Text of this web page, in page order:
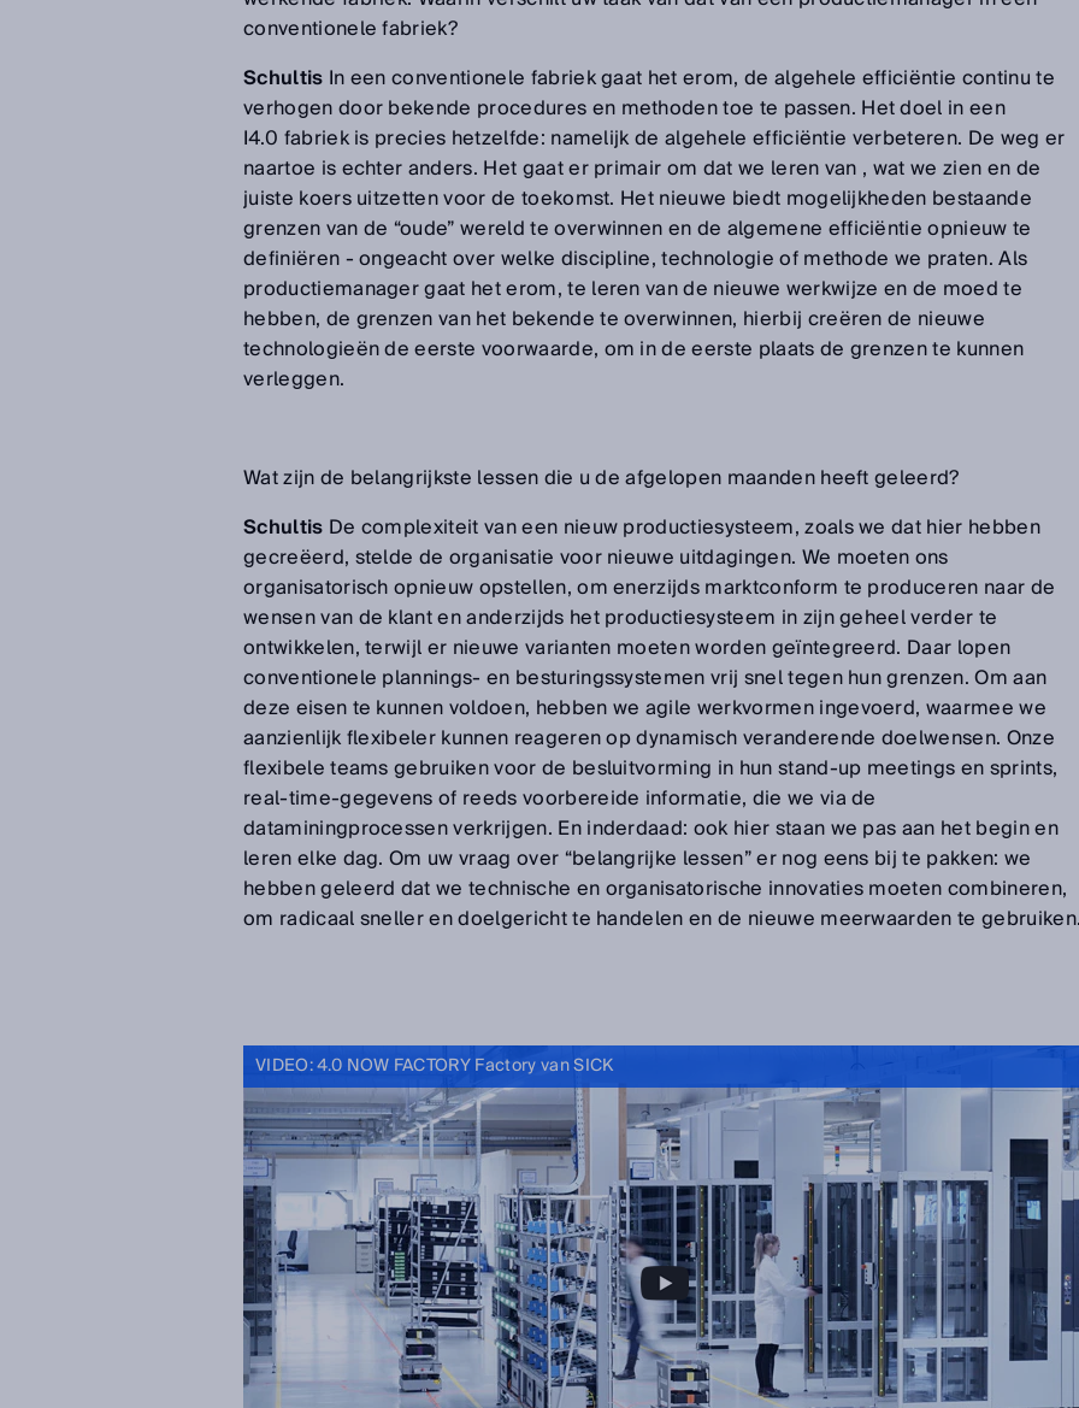
conventionele fabriek?
Schultis In een conventionele fabriek gaat het erom, de algehele efficiëntie continu te
verhogen door bekende procedures en methoden toe te passen. Het doel in een
I4.0 fabriek is precies hetzelfde: namelijk de algehele efficiëntie verbeteren. De weg er
naartoe is echter anders. Het gaat er primair om dat we leren van , wat we zien en de
juiste koers uitzetten voor de toekomst. Het nieuwe biedt mogelijkheden bestaande
grenzen van de “oude” wereld te overwinnen en de algemene efficiëntie opnieuw te
definiëren - ongeacht over welke discipline, technologie of methode we praten. Als
productiemanager gaat het erom, te leren van de nieuwe werkwijze en de moed te
hebben, de grenzen van het bekende te overwinnen, hierbij creëren de nieuwe
technologieën de eerste voorwaarde, om in de eerste plaats de grenzen te kunnen
verleggen.
Wat zijn de belangrijkste lessen die u de afgelopen maanden heeft geleerd?
Schultis De complexiteit van een nieuw productiesysteem, zoals we dat hier hebben
gecreëerd, stelde de organisatie voor nieuwe uitdagingen. We moeten ons
organisatorisch opnieuw opstellen, om enerzijds marktconform te produceren naar de
wensen van de klant en anderzijds het productiesysteem in zijn geheel verder te
ontwikkelen, terwijl er nieuwe varianten moeten worden geïntegreerd. Daar lopen
conventionele plannings- en besturingssystemen vrij snel tegen hun grenzen. Om aan
deze eisen te kunnen voldoen, hebben we agile werkvormen ingevoerd, waarmee we
aanzienlijk flexibeler kunnen reageren op dynamisch veranderende doelwensen. Onze
flexibele teams gebruiken voor de besluitvorming in hun stand-up meetings en sprints,
real-time-gegevens of reeds voorbereide informatie, die we via de
dataminingprocessen verkrijgen. En inderdaad: ook hier staan we pas aan het begin en
leren elke dag. Om uw vraag over “belangrijke lessen” er nog eens bij te pakken: we
hebben geleerd dat we technische en organisatorische innovaties moeten combineren,
om radicaal sneller en doelgericht te handelen en de nieuwe meerwaarden te
VIDEO: 4.0 NOW FACTORY Factory van SICK